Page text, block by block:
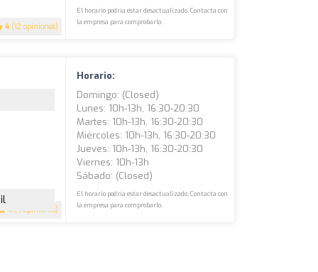
4 (12 opiniones)
El horario podría estar desactualizado. Contacta con
la empresa para comprobarlo.
4 (4 opiniones)
Horario:
Domingo: (closed)
Lunes: 10h-13h, 16:30-20:30
Martes: 10h-13h, 16:30-20:30
Miércoles: 10h-13h, 16:30-20:30
Jueves: 10h-13h, 16:30-20:30
Viernes: 10h-13h
Sábado: (closed)
El horario podría estar desactualizado. Contacta con
la empresa para comprobarlo.